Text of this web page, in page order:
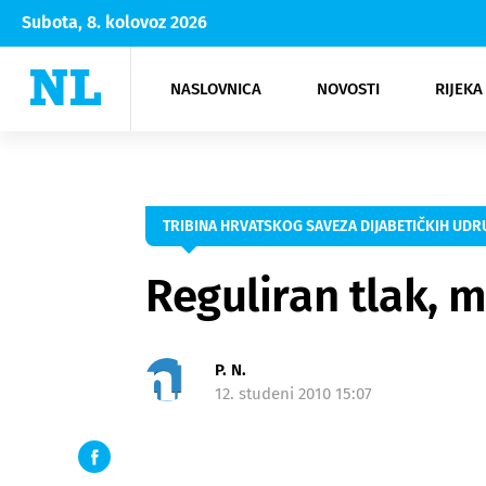
Subota, 8. kolovoz 2026
NASLOVNICA NOVOSTI
Rijeka Opatija
NK
Moda
Kultura
TRIBINA HRVATSKOG SAVEZA DIJABETIČKIH
Reguliran tlak,
P. N.
12. studeni 2010 15:07